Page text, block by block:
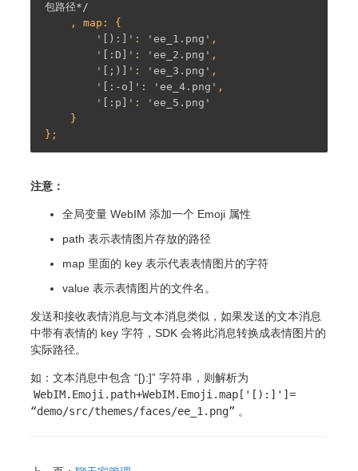
包路径*/
'[):]' : 'ee_1.png' ,
'[:D]' : 'ee_2.png' ,
'[;)]' : 'ee_3.png' ,
'[:-o]' : 'ee_4.png' ,
'[:p]' :
'ee_5.png'
注意：
全局变量 WebIM 添加一个 Emoji 属性
path 表示表情图片存放的路径
map 里面的 key 表示代表表情图片的字符
value 表示表情图片的文件名。
发送和接收表情消息与文本消息类似，如果发送的文本消息
中带有表情的 key 字符，SDK 会将此消息转换成表情图片的
实际路径。
如：文本消息中包含 “[):]” 字符串，则解析为
WebIM.Emoji.path+WebIM.Emoji.map['[):]']=
“demo/src/themes/faces/ee_1.png” 。